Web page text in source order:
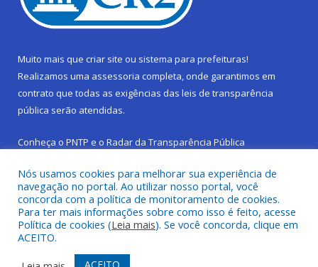
Muito mais que criar site ou sistema para prefeituras!
Realizamos uma assessoria completa, onde garantimos em
contrato que todas as exigências das leis de transparência
pública serão atendidas.
Conheça o PNTP e o Radar da Transparência Pública
Todos os direitos reservados a Prefeitura Municipal de São
Sebastião da Boa Vista.
Frequência Online Mapa do Site
Nós usamos cookies para melhorar sua experiência de
navegação no portal. Ao utilizar nosso portal, você
concorda com a política de monitoramento de cookies.
Para ter mais informações sobre como isso é feito, acesse
Política de cookies (Leia mais). Se você concorda, clique em
ACEITO.